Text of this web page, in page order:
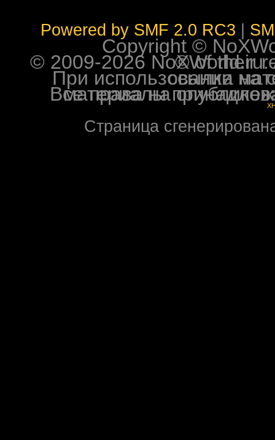
Powered by SMF 2.0 RC3
Copyright ©
© 2009-2026 NoXWorld.ru. All
При использовании
Все права на опубликованные на форуме
Страница